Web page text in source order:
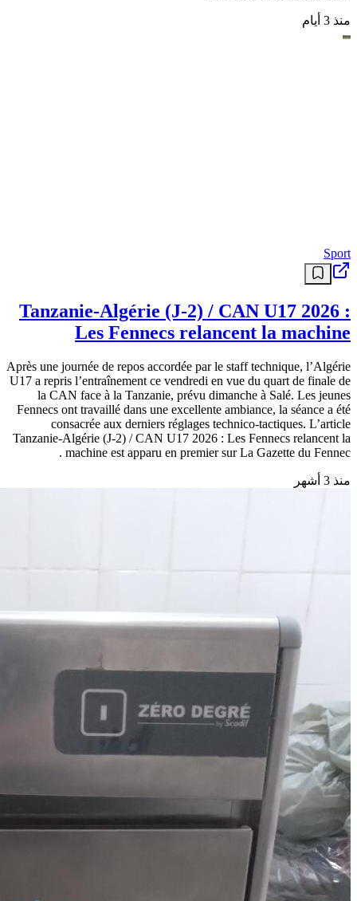
منذ 3 أيام
Sport
Tanzanie-Algérie (J-2) / CAN U17 2026 :
Les Fennecs relancent la machine
Après une journée de repos accordée par le staff technique, l’Algérie
U17 a repris l’entraînement ce vendredi en vue du quart de finale de
la CAN face à la Tanzanie, prévu dimanche à Salé. Les jeunes
Fennecs ont travaillé dans une excellente ambiance, la séance a été
consacrée aux derniers réglages technico-tactiques. L’article
Tanzanie-Algérie (J-2) / CAN U17 2026 : Les Fennecs relancent la
machine est apparu en premier sur La Gazette du Fennec .
منذ 3 أشهر